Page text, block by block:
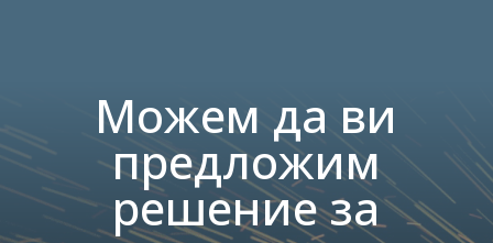
Можем да ви
предложим
решение за